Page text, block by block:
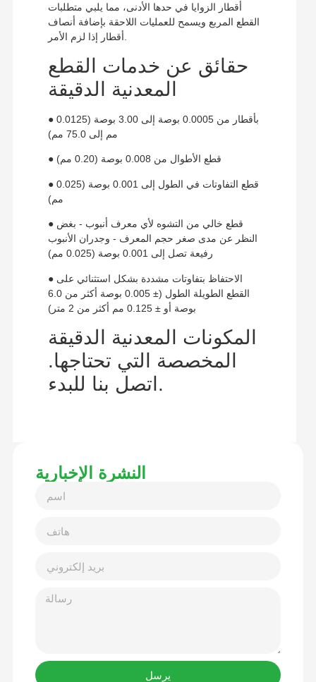
أقطار الزوايا في حدها الأدنى، مما يلبي متطلبات
القطع المربع ويسمح للعمليات اللاحقة بإضافة أنصاف
حقائق عن خدمات القطع
المعدنية الدقيقة
● بأقطار من 0.0005 بوصة إلى 3.00 بوصة (0.0125
● قطع التفاوتات في الطول إلى 0.001 بوصة (0.025
● قطع خالي من التشوه لأي معرف أنبوب - بغض
النظر عن مدى صغر حجم المعرف - وجدران الأنبوب
● الاحتفاظ بتفاوتات مشددة بشكل استثنائي على
القطع الطويلة الطول (± 0.005 بوصة أكثر من 6.0
المكونات المعدنية الدقيقة
المخصصة التي تحتاجها.
اتصل بنا للبدء.
النشرة الإخبارية
يرسل